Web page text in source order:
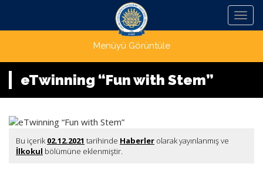
Menü
Menüyü Görüntüle
eTwinning “Fun with Stem”
Bu içerik02.12.2021 tarihinde Haberler olarak yayınlanmış ve
İlkokul bölümüne eklenmiştir.